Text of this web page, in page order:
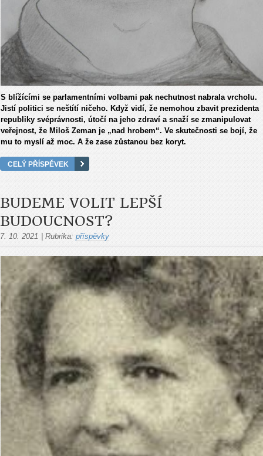
S blížícími se parlamentními volbami pak nechutnost nabrala vrcholu.
Jistí politici se neštítí ničeho. Když vidí, že nemohou zbavit prezidenta
republiky svéprávnosti, útočí na jeho zdraví a snaží se zmanipulovat
veřejnost, že Miloš Zeman je „nad hrobem“. Ve skutečnosti se bojí, že
mu to myslí až moc. A že zase zůstanou bez koryt.
CELÝ PŘÍSPĚVEK
BUDEME VOLIT LEPŠÍ
BUDOUCNOST?
7. 10. 2021 Rubrika: příspěvky